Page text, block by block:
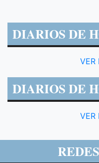
DIARIOS DE
VER
DIARIOS DE
VER